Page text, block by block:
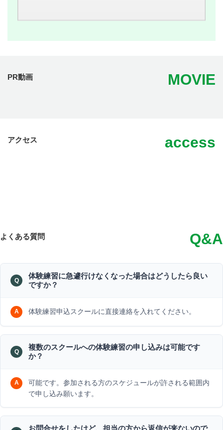
PR動画 MOVIE
アクセス access
よくある質問 Q&A
体験練習に急遽行けなくなった場合はどうしたら良い
ですか？
体験練習申込スクールに直接連絡を入れてください。
複数のスクールへの体験練習の申し込みは可能です
か？
可能です。参加される方のスケジュールが許される範囲内
で申し込み願います。
お問合せをしたけど、担当の方から返信が来ないので